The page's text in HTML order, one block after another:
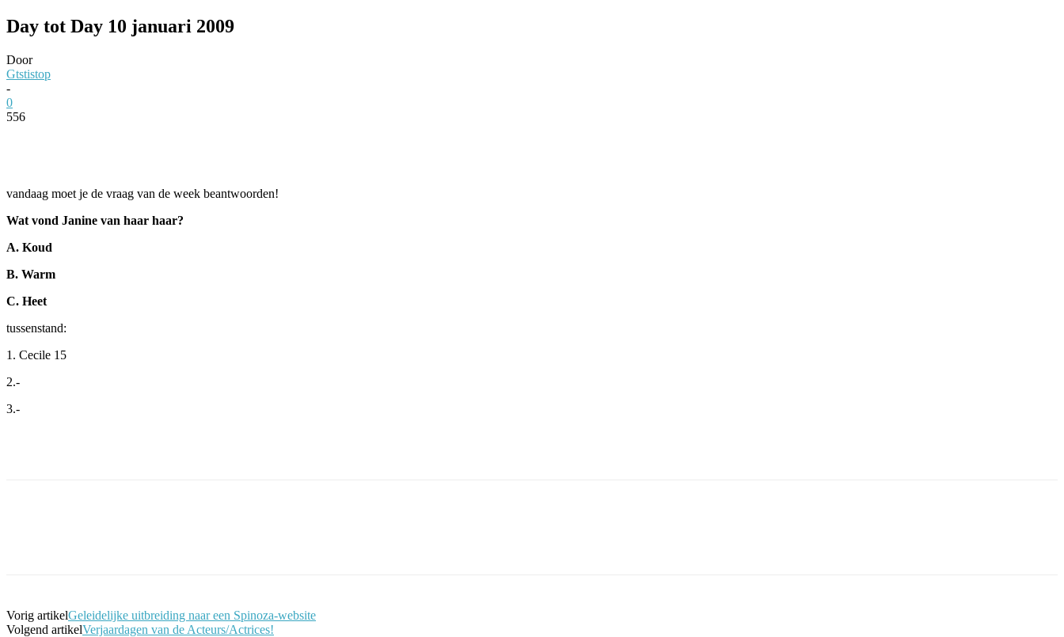
Day tot Day 10 januari 2009
Door
Gtstistop
-
0
556
vandaag moet je de vraag van de week beantwoorden!
Wat vond Janine van haar haar?
A. Koud
B. Warm
C. Heet
tussenstand:
1. Cecile 15
2.-
3.-
Vorig artikelGeleidelijke uitbreiding naar een Spinoza-website
Volgend artikelVerjaardagen van de Acteurs/Actrices!